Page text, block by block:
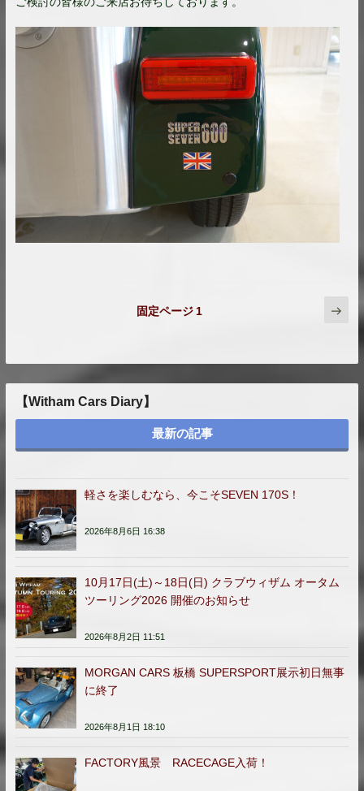
送
り
固定ページ1
次
の
【Witham Cars Diary】
最新の記事
軽さを楽しむなら、今こそSEVEN 170S！
2026年8月6日 16:38
10月17日(土)～18日(日) クラブウィザム オータム
ツーリング2026 開催のお知らせ
2026年8月2日 11:51
MORGAN CARS 板橋 SUPERSPORT展示初日無事
に終了
2026年8月1日 18:10
FACTORY風景 RACECAGE入荷！